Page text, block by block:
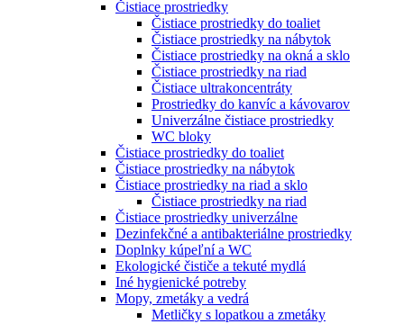
Čistiace prostriedky
Čistiace prostriedky do toaliet
Čistiace prostriedky na nábytok
Čistiace prostriedky na okná a sklo
Čistiace prostriedky na riad
Čistiace ultrakoncentráty
Prostriedky do kanvíc a kávovarov
Univerzálne čistiace prostriedky
WC bloky
Čistiace prostriedky do toaliet
Čistiace prostriedky na nábytok
Čistiace prostriedky na riad a sklo
Čistiace prostriedky na riad
Čistiace prostriedky univerzálne
Dezinfekčné a antibakteriálne prostriedky
Doplnky kúpeľní a WC
Ekologické čističe a tekuté mydlá
Iné hygienické potreby
Mopy, zmetáky a vedrá
Metličky s lopatkou a zmetáky